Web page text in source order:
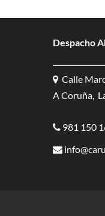
Despacho
Calle
A Coruña,
981 150